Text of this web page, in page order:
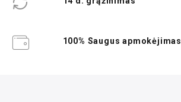
100% Saugus apmokėjimas